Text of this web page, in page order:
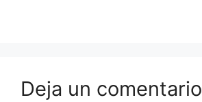
Deja un comentario